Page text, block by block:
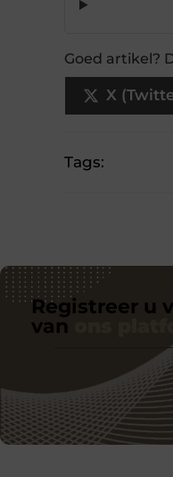
Goed artikel?
X
Tags:
Registreer u
van
ons